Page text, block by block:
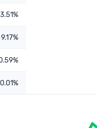
9.17%
0.01%